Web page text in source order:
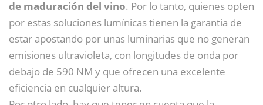
de maduración del vino. Por lo tanto, quienes opten
por estas soluciones lumínicas tienen la garantía de
estar apostando por unas luminarias que no generan
emisiones ultravioleta, con longitudes de onda por
debajo de 590 NM y que ofrecen una excelente
eficiencia en cualquier altura.